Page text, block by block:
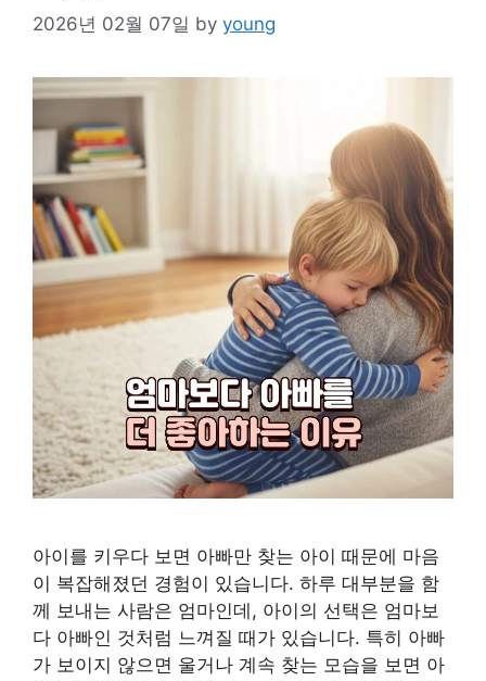
2026년 02월 07일 by young
아이를 키우다 보면 아빠만 찾는 아이 때문에 마음
이 복잡해졌던 경험이 있습니다. 하루 대부분을 함
께 보내는 사람은 엄마인데, 아이의 선택은 엄마보
다 아빠인 것처럼 느껴질 때가 있습니다. 특히 아빠
가 보이지 않으면 울거나 계속 찾는 모습을 보면 아